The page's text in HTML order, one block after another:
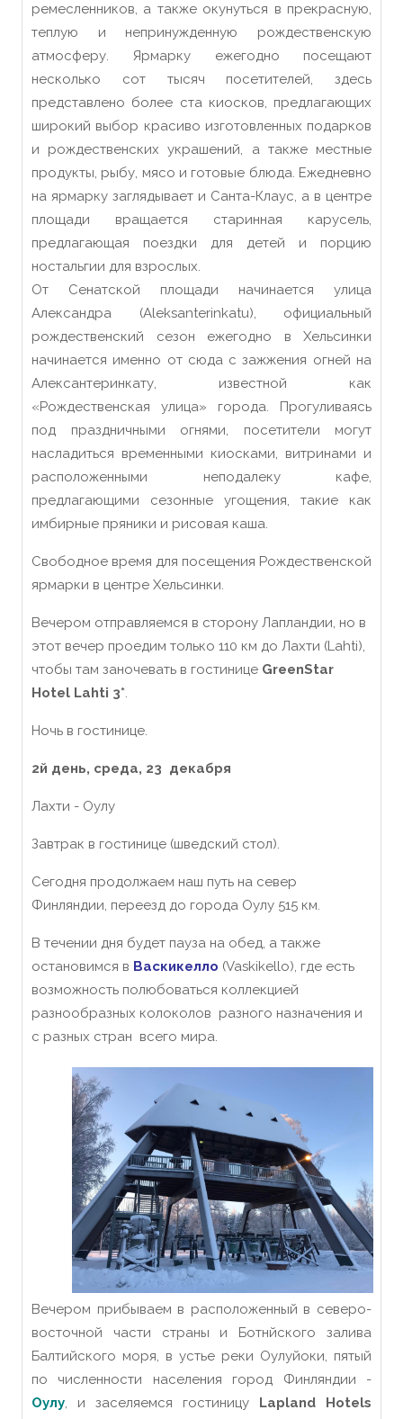
ремесленников, а также окунуться в прекрасную,
теплую и непринужденную рождественскую
атмосферу. Ярмарку ежегодно посещают
несколько сот тысяч посетителей, здесь
представлено более ста киосков, предлагающих
широкий выбор красиво изготовленных подарков
и рождественских украшений, а также местные
продукты, рыбу, мясо и готовые блюда. Ежедневно
на ярмарку заглядывает и Санта-Клаус, а в центре
площади вращается старинная карусель,
предлагающая поездки для детей и порцию
ностальгии для взрослых.
От Сенатской площади начинается улица
Александра (Aleksanterinkatu), официальный
рождественский сезон ежегодно в Хельсинки
начинается именно от сюда с зажжения огней на
Алексантеринкату, известной как
«Рождественская улица» города. Прогуливаясь
под праздничными огнями, посетители могут
насладиться временными киосками, витринами и
расположенными неподалеку кафе,
предлагающими сезонные угощения, такие как
имбирные пряники и рисовая каша.
Свободное время для посещения Рождественской
ярмарки в центре Хельсинки.
Вечером отправляемся в сторону Лапландии, но в
этот вечер проедим только 110 км до Лахти (Lahti),
чтобы там заночевать в гостинице GreenStar
Hotel Lahti 3*.
Ночь в гостинице.
2й день, среда, 23 декабря
Лахти - Оулу
Завтрак в гостинице (шведский стол).
Сегодня продолжаем наш путь на север
Финляндии, переезд до города Оулу 515 км.
В течении дня будет пауза на обед, а также
остановимся в Васкикелло (Vaskikello), где есть
возможность полюбоваться коллекцией
разнообразных колоколов разного назначения и
с разных стран всего мира.
Вечером прибываем в расположенный в северо-
восточной части страны и Ботнйского залива
Балтийского моря, в устье реки Оулуйоки, пятый
по численности населения город Финляндии -
Оулу, и заселяемся гостиницу Lapland Hotels